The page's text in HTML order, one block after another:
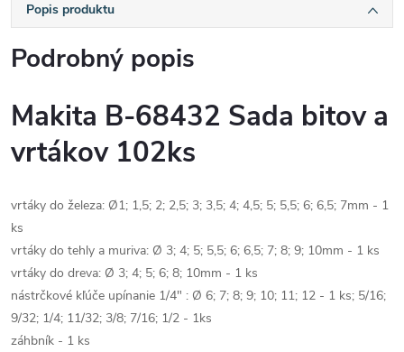
Popis produktu
Podrobný popis
Makita B-68432 Sada bitov a
vrtákov 102ks
vrtáky do železa: Ø1; 1,5; 2; 2,5; 3; 3,5; 4; 4,5; 5; 5,5; 6; 6,5; 7mm - 1
ks
vrtáky do tehly a muriva: Ø 3; 4; 5; 5,5; 6; 6,5; 7; 8; 9; 10mm - 1 ks
vrtáky do dreva: Ø 3; 4; 5; 6; 8; 10mm - 1 ks
nástrčkové kľúče upínanie 1/4" : Ø 6; 7; 8; 9; 10; 11; 12 - 1 ks; 5/16;
9/32; 1/4; 11/32; 3/8; 7/16; 1/2 - 1ks
záhbník - 1 ks